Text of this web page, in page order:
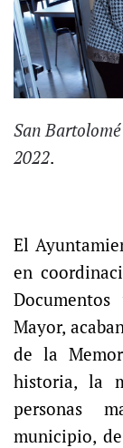
San
2022.
El
en
Mayor,
de la
historia, la
personas
municipio,